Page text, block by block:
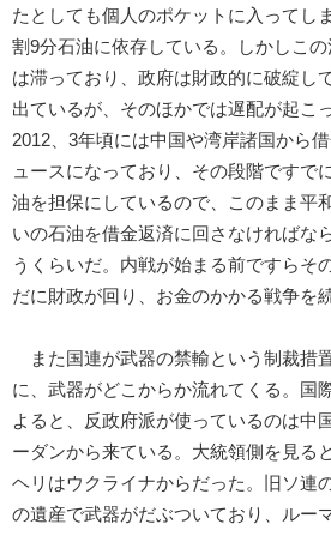
たとしても個人のポケットに入ってし
割9分石油に依存している。しかしこ
は滞っており、政府は財政的に破綻し
出ているが、そのほかでは遅配が起こ
2012、3年頃には中国や湾岸諸国から
ュースになっており、その段階ですで
油を担保にしているので、このまま平
いの石油を借金返済に回さなければな
うくらいだ。内戦が始まる前ですらそ
だに財政が回り、お金のかかる戦争を
また国連が武器の禁輸という制裁措
に、武器がどこからか流れてくる。国
よると、反政府派が使っているのは中
ーダンから来ている。大統領側を見る
ヘリはウクライナからだった。旧ソ連
の遺産で武器がだぶついており、ルー